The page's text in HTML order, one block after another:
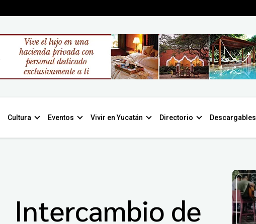
Cultura Eventos Vivir en Yucatán Directorio Descargables
Intercambio de